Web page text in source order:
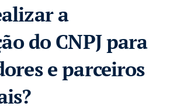
a
do CNPJ para
e parceiros